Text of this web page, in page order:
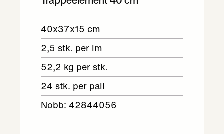
40x37x15 cm
2,5 stk. per lm
52,2 kg per stk.
24 stk. per pall
Nobb: 42844056